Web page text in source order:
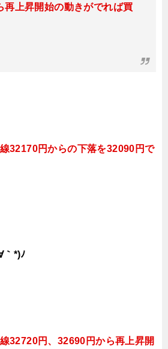
再上昇開始の動きがでれば買
32170円からの下落を32090円で
｀*)ﾉ
32720円、32690円から再上昇開